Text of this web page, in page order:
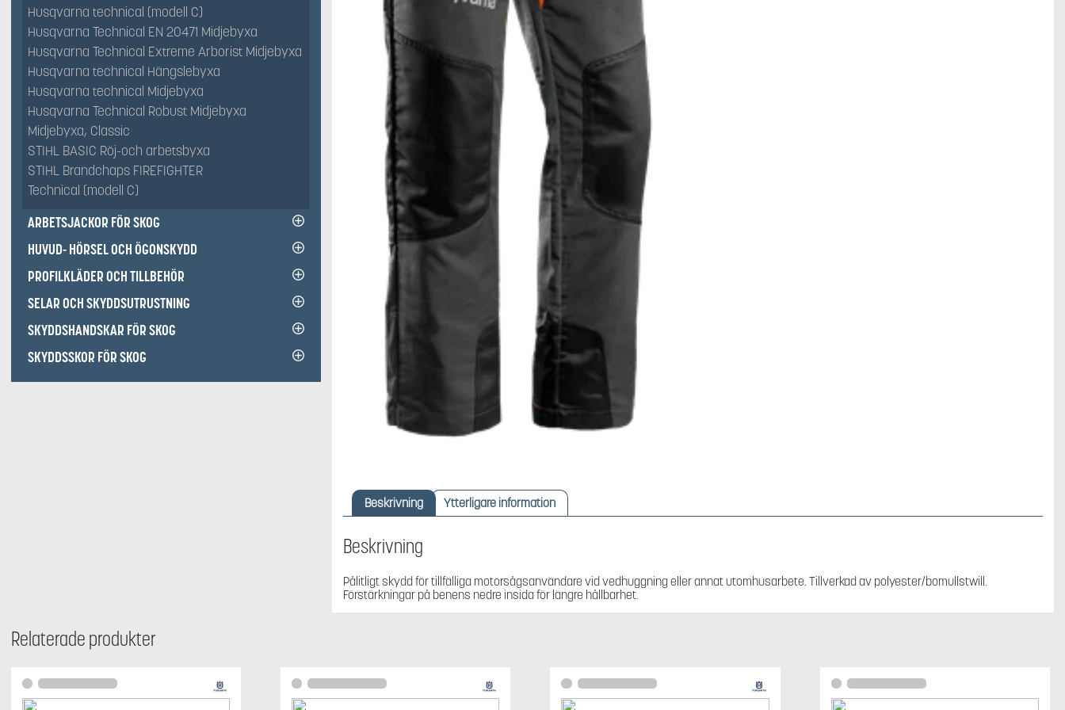
Husqvarna technical (modell C)
Husqvarna Technical EN 20471 Midjebyxa
Husqvarna Technical Extreme Arborist Midjebyxa
Husqvarna technical Hängslebyxa
Husqvarna technical Midjebyxa
Husqvarna Technical Robust Midjebyxa
Midjebyxa, Classic
STIHL BASIC Röj-och arbetsbyxa
STIHL Brandchaps FIREFIGHTER
Technical (modell C)
ARBETSJACKOR FÖR SKOG
HUVUD- HÖRSEL OCH ÖGONSKYDD
PROFILKLÄDER OCH TILLBEHÖR
SELAR OCH SKYDDSUTRUSTNING
SKYDDSHANDSKAR FÖR SKOG
SKYDDSSKOR FÖR SKOG
Beskrivning Ytterligare information
Beskrivning
Pålitligt skydd för tillfälliga motorsågsanvändare vid vedhuggning eller annat utomhusarbete. Tillverkad av polyester/bomullstwill.
Förstärkningar på benens nedre insida för längre hållbarhet.
Relaterade produkter